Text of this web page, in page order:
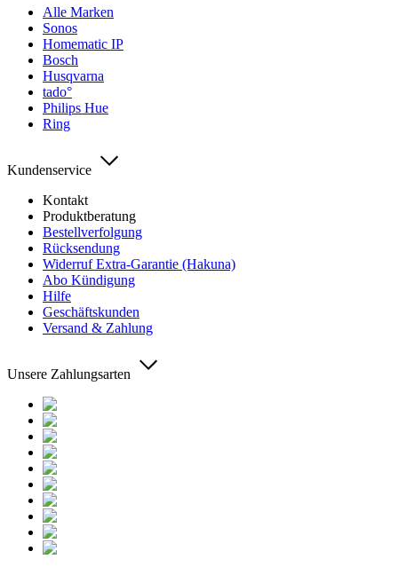
Alle Marken
Sonos
Homematic IP
Bosch
Husqvarna
tado°
Philips Hue
Ring
Kundenservice
Kontakt
Produktberatung
Bestellverfolgung
Rücksendung
Widerruf Extra-Garantie (Hakuna)
Abo Kündigung
Hilfe
Geschäftskunden
Versand & Zahlung
Unsere Zahlungsarten